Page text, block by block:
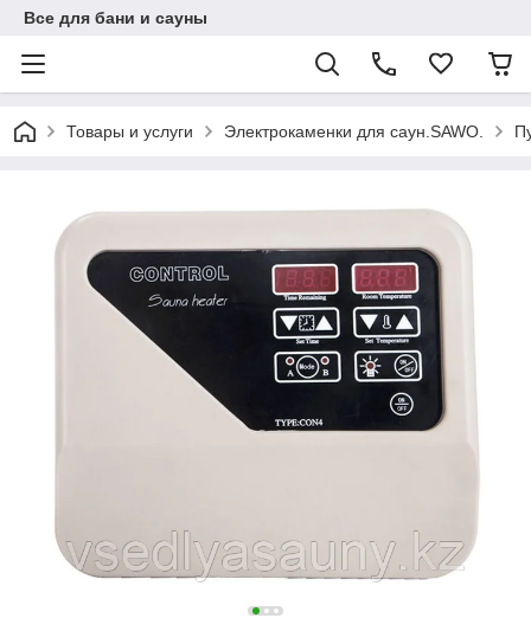
Все для бани и сауны
Товары и услуги Электрокаменки для саун.SAWO.